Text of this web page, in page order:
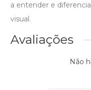
a entender e
visual.
Avaliações
Não